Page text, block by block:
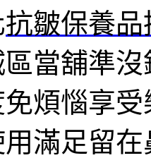
抗皺保養品
當舖準沒
煩惱享
滿足留